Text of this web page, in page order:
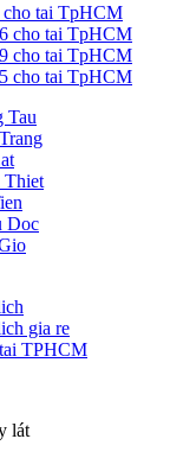
cho tai TpHCM
cho tai TpHCM
cho tai TpHCM
cho tai TpHCM
Tau
Thiet
Doc
gia re
TPHCM
lát